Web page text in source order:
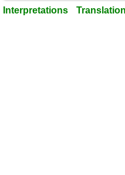
Interpretations